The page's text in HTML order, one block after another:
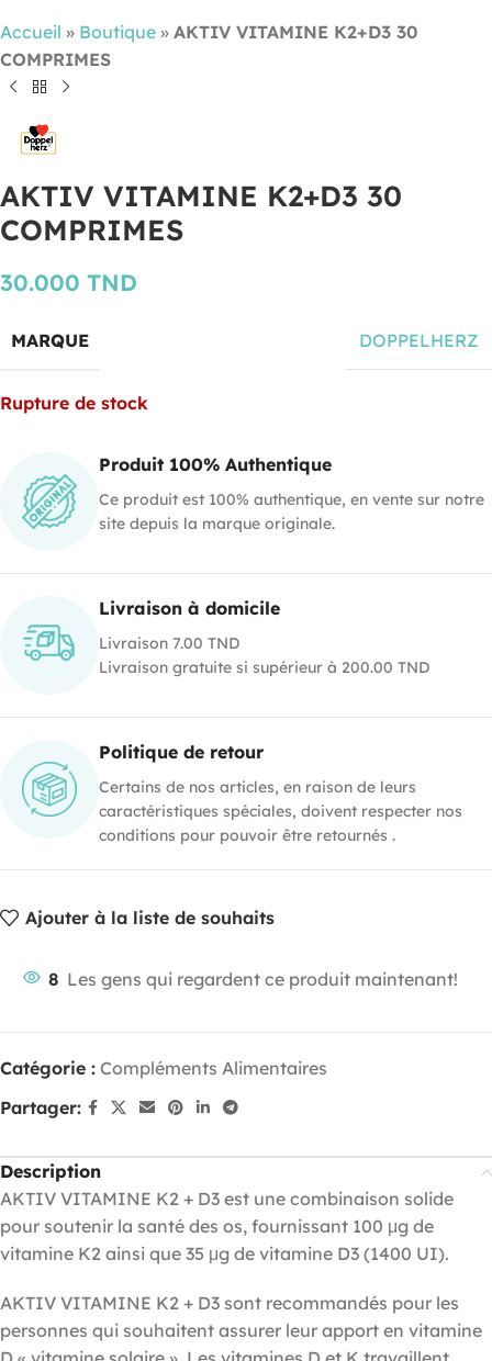
Accueil » Boutique » AKTIV VITAMINE K2+D3 30
COMPRIMES
AKTIV VITAMINE K2+D3 30
COMPRIMES
30.000 TND
MARQUE DOPPELHERZ
Rupture de stock
Produit 100% Authentique
Ce produit est 100% authentique, en vente sur notre
site depuis la marque originale.
Livraison à domicile
Livraison 7.00 TND
Livraison gratuite si supérieur à 200.00 TND
Politique de retour
Certains de nos articles, en raison de leurs
caractéristiques spéciales, doivent respecter nos
conditions pour pouvoir être retournés .
Ajouter à la liste de souhaits
8 Les gens qui regardent ce produit maintenant!
Catégorie : Compléments Alimentaires
Partager:
Description
AKTIV VITAMINE K2 + D3 est une combinaison solide
pour soutenir la santé des os, fournissant 100 μg de
vitamine K2 ainsi que 35 μg de vitamine D3 (1400 UI).
AKTIV VITAMINE K2 + D3 sont recommandés pour les
personnes qui souhaitent assurer leur apport en vitamine